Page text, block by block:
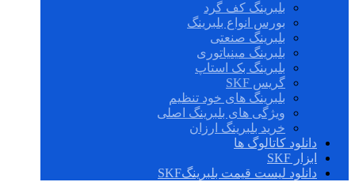
بلبرینگ کف گرد
بورس انواع بلبرینگ
بلبرینگ صنعتی
بلبرینگ مینیاتوری
بلبرینگ بک استاپ
گریس SKF
بلبرینگ های خود تنظیم
ویژگی های بلبرینگ اصلی
خرید بلبرینگ ارزان
دانلود کاتالوگ ها
ابزار SKF
دانلود لیست قیمت بلبرینگSKF